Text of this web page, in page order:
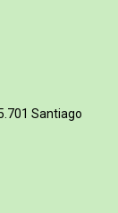
Santiago